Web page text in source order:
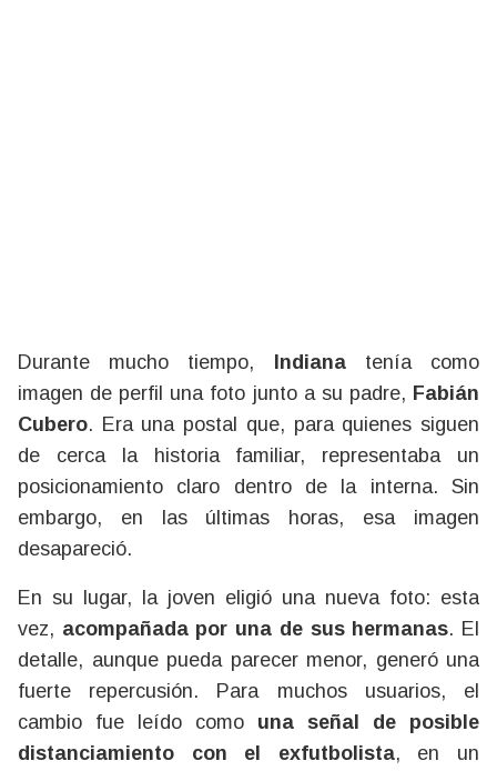
Durante mucho tiempo, Indianatenía como
imagen de perfil una foto junto a su padre, Fabián
Cubero. Era una postal que, para quienes siguen
de cerca la historia familiar, representaba un
posicionamiento claro dentro de la interna. Sin
embargo, en las últimas horas, esa imagen
desapareció.
En su lugar, la joven eligió una nueva foto: esta
vez, acompañada por una de sus hermanas. El
detalle, aunque pueda parecer menor, generó una
fuerte repercusión. Para muchos usuarios, el
cambio fue leído como una señal de posible
distanciamiento con el exfutbolista, en un